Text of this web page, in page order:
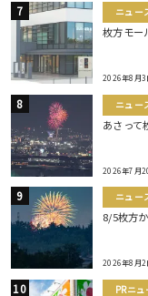
ニュー
枚方モー
2026年8月3
ニュー
あさって
2026年7月
ニュー
8/5枚方
2026年8月2
PRニュ